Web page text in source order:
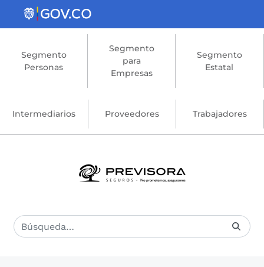
Saltar al contenido principal
Segmento
Personas
Segmento
para
Empresas
Segmento
Estatal
Intermediarios Proveedores Trabajadores